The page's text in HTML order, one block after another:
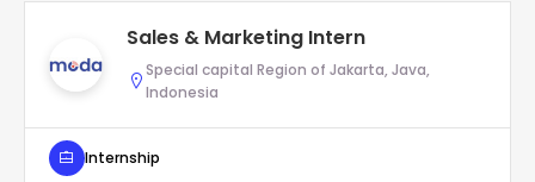
Sales & Marketing Intern
Special capital Region of Jakarta, Java,
Indonesia
Internship